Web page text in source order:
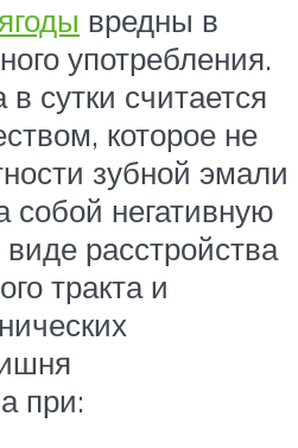
вредны в
употребления.
сутки считается
которое не
зубной эмали
собой негативную
расстройства
тракта и
при: